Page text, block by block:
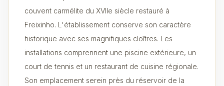
couvent carmélite du XVIIe siècle restauré à
Freixinho. L'établissement conserve son caractère
historique avec ses magnifiques cloîtres. Les
installations comprennent une piscine extérieure, un
court de tennis et un restaurant de cuisine régionale.
Son emplacement serein près du réservoir de la